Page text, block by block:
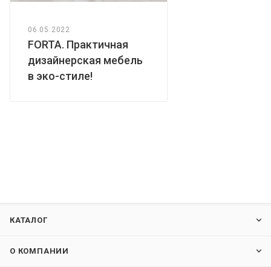
06.05.2022
FORTA. Практичная
дизайнерская мебель
в эко-стиле!
КАТАЛОГ
О КОМПАНИИ